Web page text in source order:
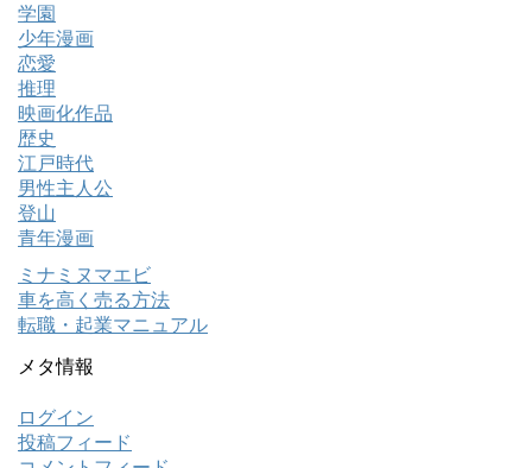
学園
少年漫画
恋愛
推理
映画化作品
歴史
江戸時代
男性主人公
登山
青年漫画
ミナミヌマエビ
車を高く売る方法
転職・起業マニュアル
メタ情報
ログイン
投稿フィード